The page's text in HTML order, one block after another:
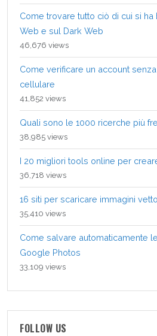
Come trovare tutto ciò di cui si
Web e sul Dark Web
46,676 views
Come verificare un account
cellulare
41,852 views
Quali sono le 1000 ricerche più
38,985 views
I 20 migliori tools online per
36,718 views
16 siti per scaricare immagini
35,410 views
Come salvare automaticamente
Google Photos
33,109 views
FOLLOW US